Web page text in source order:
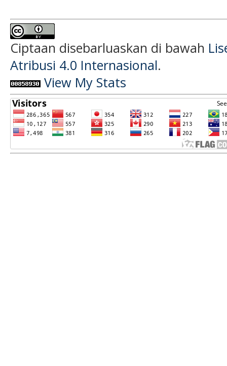
Ciptaan disebarluaskan di bawah
Atribusi 4.0 Internasional.
View My Stats